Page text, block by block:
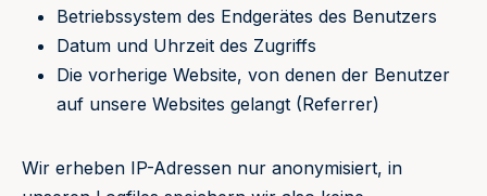
Betriebssystem des Endgerätes des Benutzers
Datum und Uhrzeit des Zugriffs
Die vorherige Website, von denen der Benutzer
auf unsere Websites gelangt (Referrer)
Wir erheben IP-Adressen nur anonymisiert, in